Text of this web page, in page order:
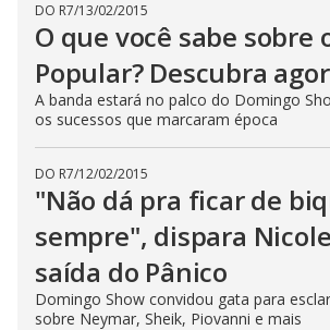
DO R7/13/02/2015
O que você sabe sobre
Popular? Descubra
A banda estará no palco do Domingo
os sucessos que marcaram época
DO R7/12/02/2015
"Não dá pra ficar de
sempre", dispara
saída do Pânico
Domingo Show convidou gata para
sobre Neymar, Sheik, Piovanni e mais